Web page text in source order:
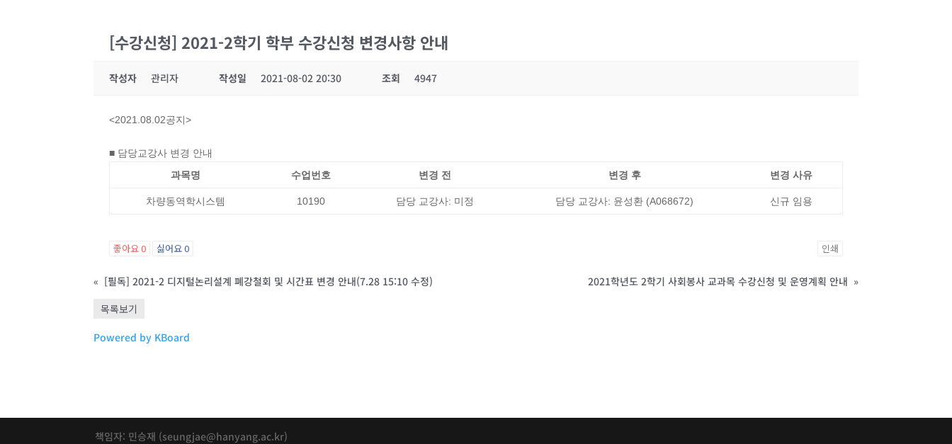
[수강신청] 2021-2학기 학부 수강신청 변경사항 안내
작성자 관리자 작성일 2021-08-02 20:30 조회 4947
<2021.08.02공지>
■ 담당교강사 변경 안내
과목명
수업번호 변경 전 변경 후 변경 사유
차량동역학시스템 10190 담당 교강사: 미정 담당 교강사: 윤성환 (A068672) 신규 임용
좋아요0 싫어요0 인쇄
« [필독] 2021-2 디지털논리설계 폐강철회 및 시간표 변경 안내(7.28 15:10 수정) 2021학년도 2학기 사회봉사 교과목 수강신청 및 운영계획 안내 »
목록보기
Powered by KBoard
책임자: 민승재 (seungjae@hanyang.ac.kr)